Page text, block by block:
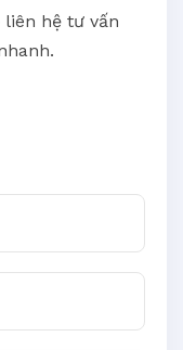
liên hệ tư vấn